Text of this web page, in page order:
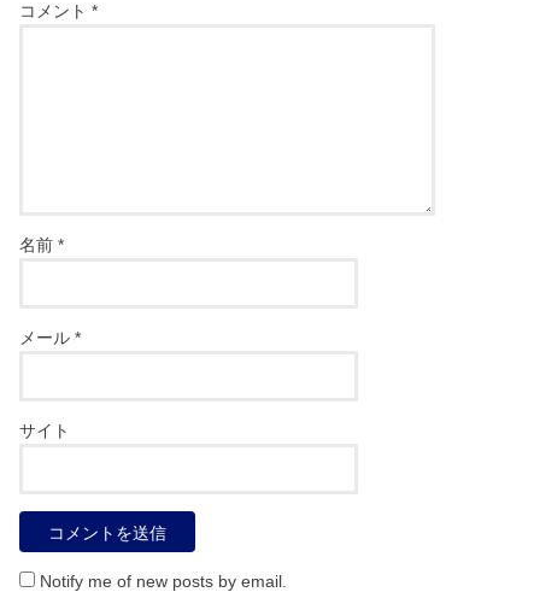
コメント*
名前*
メール*
サイト
Notify me of new posts by email.